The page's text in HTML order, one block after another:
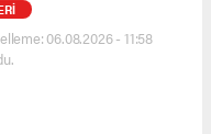
06.08.2026 - 11:58